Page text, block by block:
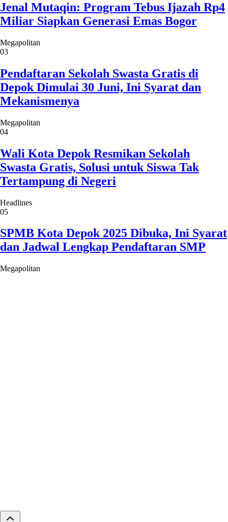
Jenal Mutaqin: Program Tebus Ijazah Rp4
Miliar Siapkan Generasi Emas Bogor
Megapolitan
03
Pendaftaran Sekolah Swasta Gratis di
Depok Dimulai 30 Juni, Ini Syarat dan
Mekanismenya
Megapolitan
04
Wali Kota Depok Resmikan Sekolah
Swasta Gratis, Solusi untuk Siswa Tak
Tertampung di Negeri
Headlines
05
SPMB Kota Depok 2025 Dibuka, Ini Syarat
dan Jadwal Lengkap Pendaftaran SMP
Megapolitan